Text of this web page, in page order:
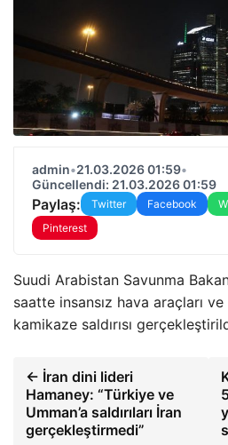
admin•21.03.2026 01:59•
Güncellendi: 21.03.2026 01:59
Paylaş: Twitter Facebook
Pinterest
Suudi Arabistan Savunma
saatte insansız hava araçları ve
kamikaze saldırısı
← İran dini lideri
Hamaney: “Türkiye ve
Umman’a saldırıları İran
gerçekleştirmedi”